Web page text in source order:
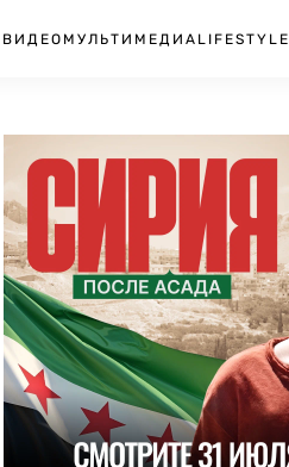
ВИДЕО МУЛЬТИМЕДИА LIFESTYLE